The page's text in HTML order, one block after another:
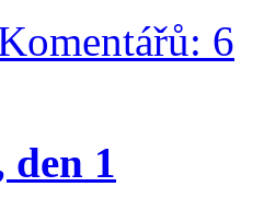
6
den 1